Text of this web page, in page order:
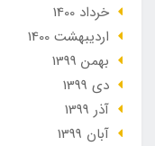
خرداد 1400
ارديبهشت 1400
بهمن 1399
دی 1399
آذر 1399
آبان 1399